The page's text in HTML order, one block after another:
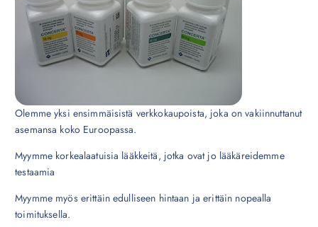
Olemme yksi ensimmäisistä verkkokaupoista, joka on vakiinnuttanut
asemansa koko Euroopassa.
Myymme korkealaatuisia lääkkeitä, jotka ovat jo lääkäreidemme
testaamia
Myymme myös erittäin edulliseen hintaan ja erittäin nopealla
toimituksella.